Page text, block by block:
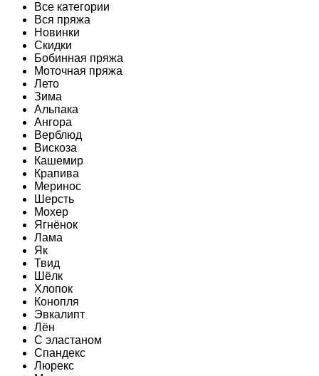
Все категории
Вся пряжа
Новинки
Скидки
Бобинная пряжа
Моточная пряжа
Лето
Зима
Альпака
Ангора
Верблюд
Вискоза
Кашемир
Крапива
Меринос
Шерсть
Мохер
Ягнёнок
Лама
Як
Твид
Шёлк
Хлопок
Конопля
Эвкалипт
Лён
C эластаном
Спандекс
Люрекс